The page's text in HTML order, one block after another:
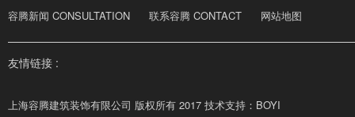
容腾新闻 CONSULTATION 联系容腾 CONTACT 网站地图
友情链接 :
上海容腾建筑装饰有限公司 版权所有 2017 技术支持：BOYI